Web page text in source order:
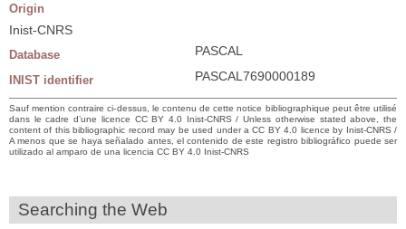
Origin
Inist-CNRS
Database PASCAL
INIST identifier PASCAL7690000189
Sauf mention contraire ci-dessus, le contenu de cette notice bibliographique peut être utilisé
dans le cadre d’une licence CC BY 4.0 Inist-CNRS / Unless otherwise stated above, the
content of this bibliographic record may be used under a CC BY 4.0 licence by Inist-CNRS /
A menos que se haya señalado antes, el contenido de este registro bibliográfico puede ser
utilizado al amparo de una licencia CC BY 4.0 Inist-CNRS
Searching the Web